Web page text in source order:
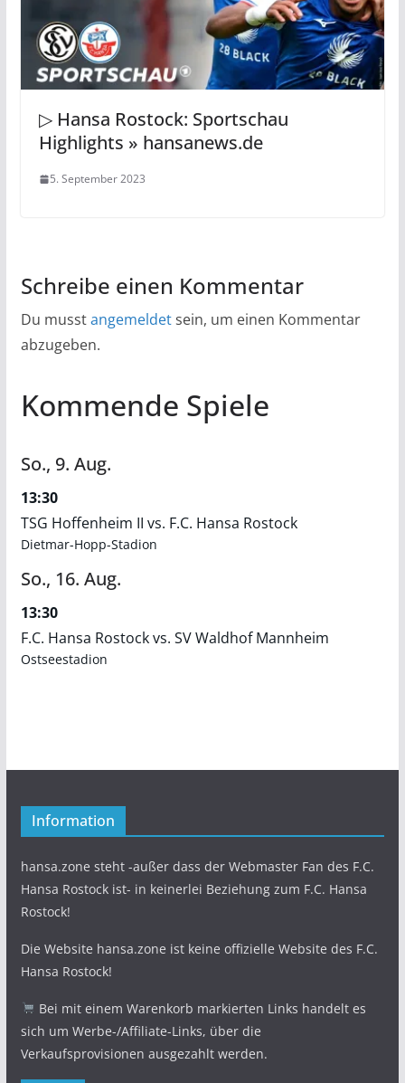
▷ Hansa Rostock: Sportschau
Highlights » hansanews.de
5. September 2023
Schreibe einen Kommentar
Du musstangemeldetsein, um einen Kommentar
abzugeben.
Kommende Spiele
So., 9. Aug.
13:30
TSG Hoffenheim II vs. F.C. Hansa Rostock
Dietmar-Hopp-Stadion
So., 16. Aug.
13:30
F.C. Hansa Rostock vs. SV Waldhof Mannheim
Ostseestadion
Information
hansa.zone steht -außer dass der Webmaster Fan des F.C.
Hansa Rostock ist- in keinerlei Beziehung zum F.C. Hansa
Rostock!
Die Website hansa.zone ist keine offizielle Website des F.C.
Hansa Rostock!
Bei mit einem Warenkorb markierten Links handelt es
sich um Werbe-/Affiliate-Links, über die
Verkaufsprovisionen ausgezahlt werden.